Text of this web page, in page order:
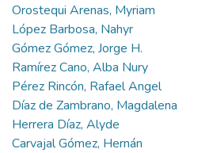
Orostequi Arenas, Myriam
López Barbosa, Nahyr
Gómez Gómez, Jorge H.
Ramírez Cano, Alba Nury
Pérez Rincón, Rafael Angel
Díaz de Zambrano, Magdalena
Herrera Díaz, Alyde
Carvajal Gómez, Hernán